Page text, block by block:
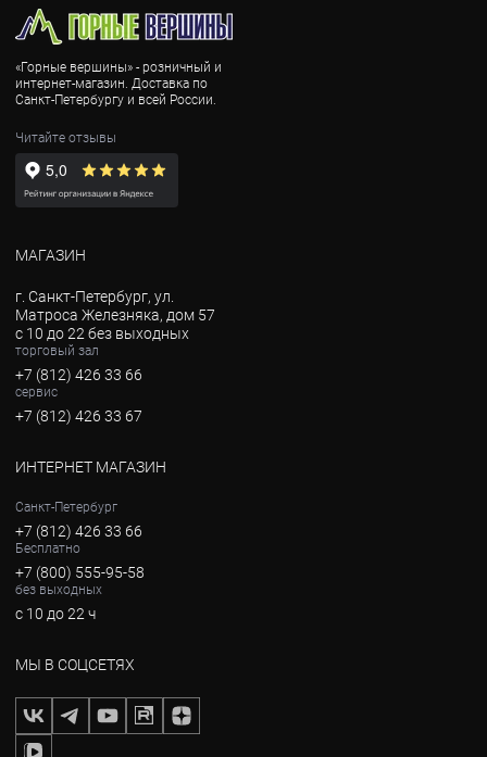
«Горные вершины» - розничный и
интернет-магазин. Доставка по
Санкт-Петербургу и всей России.
Читайте отзывы
МАГАЗИН
г. Санкт-Петербург, ул.
Матроса Железняка, дом 57
с 10 до 22 без выходных
торговый зал
+7 (812) 426 33 66
сервис
+7 (812) 426 33 67
ИНТЕРНЕТ МАГАЗИН
Санкт-Петербург
+7 (812) 426 33 66
Бесплатно
+7 (800) 555-95-58
без выходных
с 10 до 22 ч
МЫ В СОЦСЕТЯХ